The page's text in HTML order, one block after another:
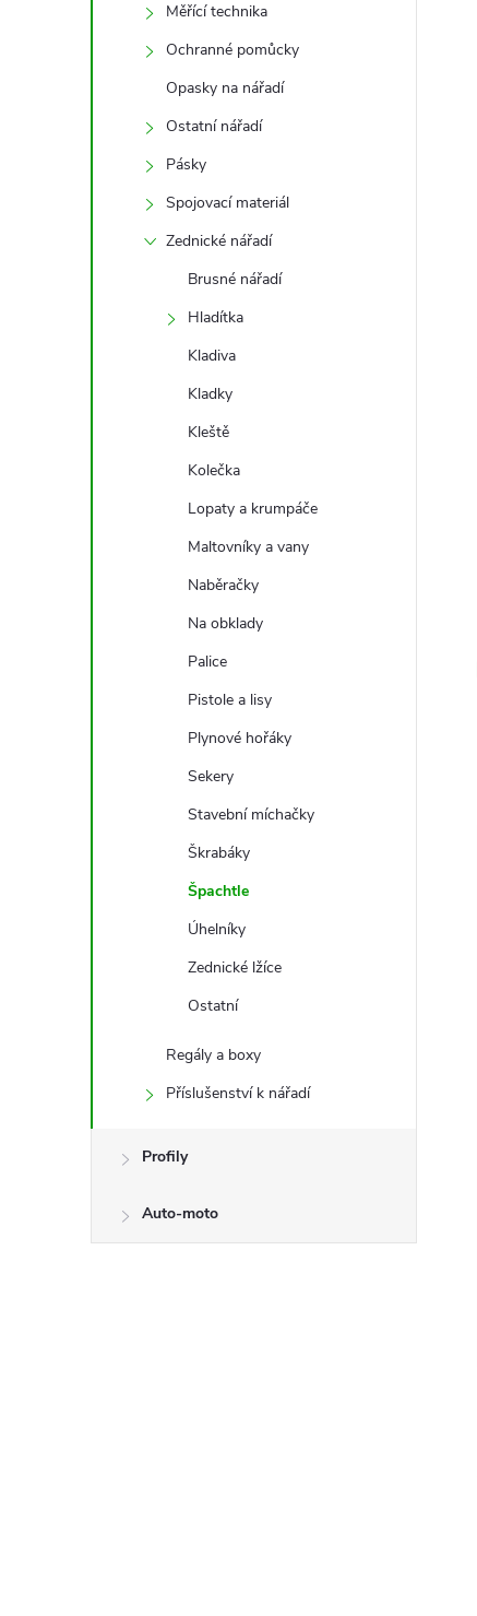
Měřící technika
Ochranné pomůcky
Opasky na nářadí
Ostatní nářadí
Pásky
Spojovací materiál
Zednické nářadí
Brusné nářadí
Hladítka
Kladiva
Kladky
Kleště
Kolečka
Lopaty a krumpáče
Maltovníky a vany
Naběračky
Na obklady
Palice
Pistole a lisy
Plynové hořáky
Sekery
Stavební míchačky
Škrabáky
Špachtle
Úhelníky
Zednické lžíce
Ostatní
Regály a boxy
Příslušenství k nářadí
Profily
Auto-moto